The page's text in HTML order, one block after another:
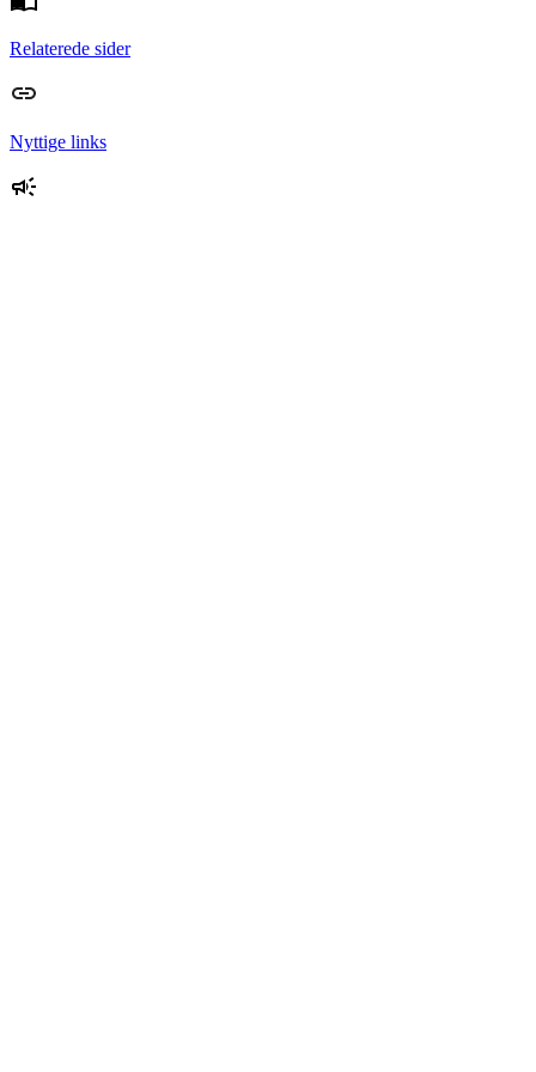
Relaterede sider
Nyttige links